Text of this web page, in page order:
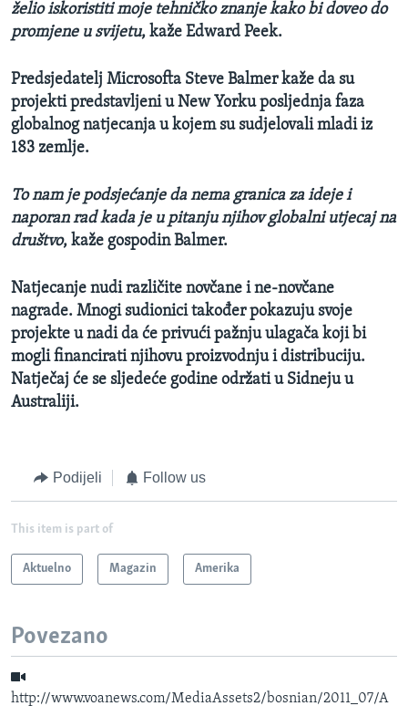
želio iskoristiti moje tehničko znanje kako bi doveo do
promjene u svijetu, kaže Edward Peek.
Predsjedatelj Microsofta Steve Balmer kaže da su
projekti predstavljeni u New Yorku posljednja faza
globalnog natjecanja u kojem su sudjelovali mladi iz
183 zemlje.
To nam je podsjećanje da nema granica za ideje i
naporan rad kada je u pitanju njihov globalni utjecaj na
društvo, kaže gospodin Balmer.
Natjecanje nudi različite novčane i ne-novčane
nagrade. Mnogi sudionici također pokazuju svoje
projekte u nadi da će privući pažnju ulagača koji bi
mogli financirati njihovu proizvodnju i distribuciju.
Natječaj će se sljedeće godine održati u Sidneju u
Australiji.
Podijeli Follow us
This item is part of
Aktuelno Magazin Amerika
Povezano
http://www.voanews.com/MediaAssets2/bosnian/2011_07/A